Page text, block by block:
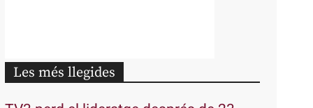
Les més llegides